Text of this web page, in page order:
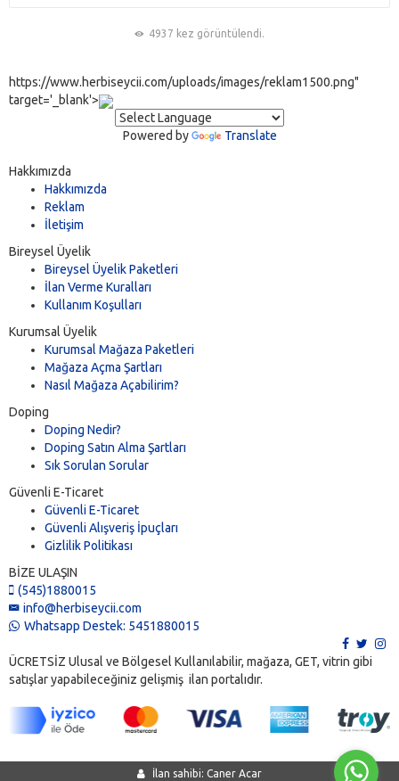
İlan sahibi: Caner Acar
4937 kez görüntülendi.
https://www.herbiseycii.com/uploads/images/reklam1500.png"
target='_blank'>
Powered by Translate
Hakkımızda
Hakkımızda
Reklam
İletişim
Bireysel Üyelik
Bireysel Üyelik Paketleri
İlan Verme Kuralları
Kullanım Koşulları
Kurumsal Üyelik
Kurumsal Mağaza Paketleri
Mağaza Açma Şartları
Nasıl Mağaza Açabilirim?
Doping
Doping Nedir?
Doping Satın Alma Şartları
Sık Sorulan Sorular
Güvenli E-Ticaret
Güvenli E-Ticaret
Güvenli Alışveriş İpuçları
Gizlilik Politikası
BİZE ULAŞIN
(545)1880015
info@herbiseycii.com
Whatsapp Destek: 5451880015
ÜCRETSİZ Ulusal ve Bölgesel Kullanılabilir, mağaza, GET, vitrin gibi
satışlar yapabileceğiniz gelişmiş ilan portalıdır.